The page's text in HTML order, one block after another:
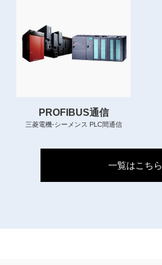
PROFIBUS通信
三菱電機-シーメンス PLC間通信
一覧はこちら